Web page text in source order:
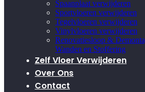
Spaanplaat verwijderen
Sportvloeren verwijderen
Tegelvloeren verwijderen
Vinylvloeren verwijderen
Renovatiesloop &
Wanden en Stoffering
Zelf Vloer Verwijderen
Over Ons
Contact